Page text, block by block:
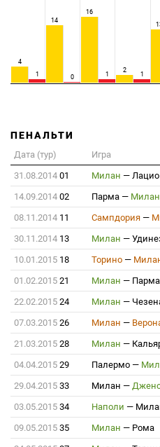
4
1
14
0
16
1
2
1
ПЕНАЛЬТИ
Дата (тур) Игра
31.08.2014 01 Милан — Лацио
14.09.2014 02 Парма — Милан
08.11.2014 11 Сампдория —
30.11.2014 13 Милан —
10.01.2015 18 Торино —
01.02.2015 21 Милан — Парма
22.02.2015 24 Милан —
07.03.2015 26 Милан —
21.03.2015 28 Милан —
04.04.2015 29 Палермо —
29.04.2015 33 Милан —
03.05.2015 34 Наполи —
09.05.2015 35 Милан — Рома